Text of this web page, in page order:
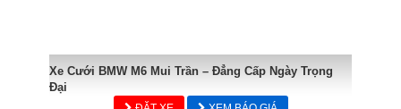
Xe Cưới BMW M6 Mui Trần – Đẳng Cấp Ngày Trọng
Đại